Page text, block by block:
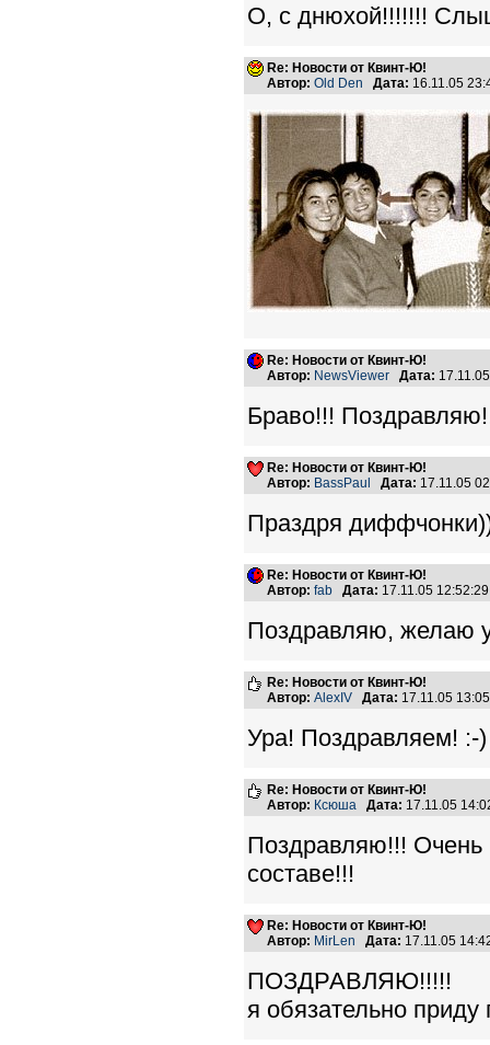
О, с днюхой!!!!!!!
Re: Новости от Квинт-Ю!
Автор: Old Den Дата: 16.11.05
Re: Новости от Квинт-Ю!
Автор: NewsViewer Дата:
Браво!!!
Re: Новости от Квинт-Ю!
Автор: BassPaul Дата: 17.11.05
Праздря
Re: Новости от Квинт-Ю!
Автор: fab Дата: 17.11.05
Поздравляю, желаю
Re: Новости от Квинт-Ю!
Автор: AlexIV Дата: 17.11.05
Ура! Поздравляем! :-)
Re: Новости от Квинт-Ю!
Автор: Ксюша Дата: 17.11.05
Поздравляю!!! Очень
составе!!!
Re: Новости от Квинт-Ю!
Автор: MirLen Дата: 17.11.05
ПОЗДРАВЛЯЮ!!!!!
я обязательно